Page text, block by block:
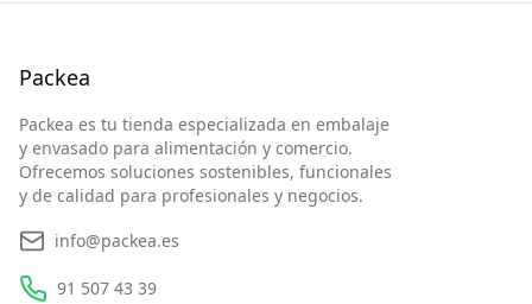
Packea
Packea es tu tienda especializada en embalaje
y envasado para alimentación y comercio.
Ofrecemos soluciones sostenibles, funcionales
y de calidad para profesionales y negocios.
info@packea.es
91 507 43 39